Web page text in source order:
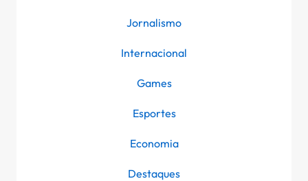
Jornalismo
Internacional
Games
Esportes
Economia
Destaques